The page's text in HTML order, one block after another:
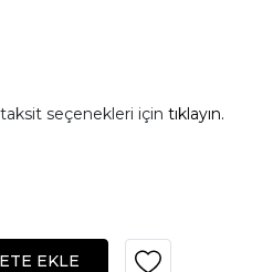
seçenekleri için tıklayın.
EKLE